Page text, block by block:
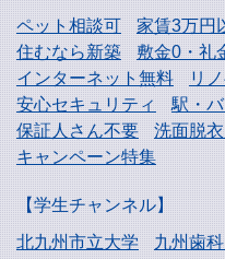
ペット相談可
家賃3万円
住むなら新築
敷金0・礼
インターネット無料
リ
安心セキュリティ
駅・
保証人さん不要
洗面脱
キャンペーン特集
【学生チャンネル】
北九州市立大学
九州歯